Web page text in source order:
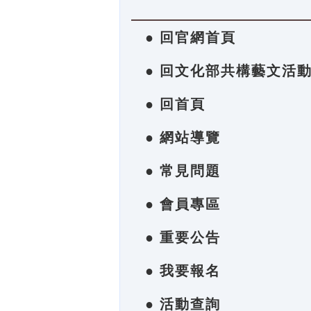
● 回官網首頁
● 回文化部共構藝文活
● 回首頁
● 網站導覽
● 常見問題
● 會員專區
● 重要公告
● 我要報名
● 活動查詢